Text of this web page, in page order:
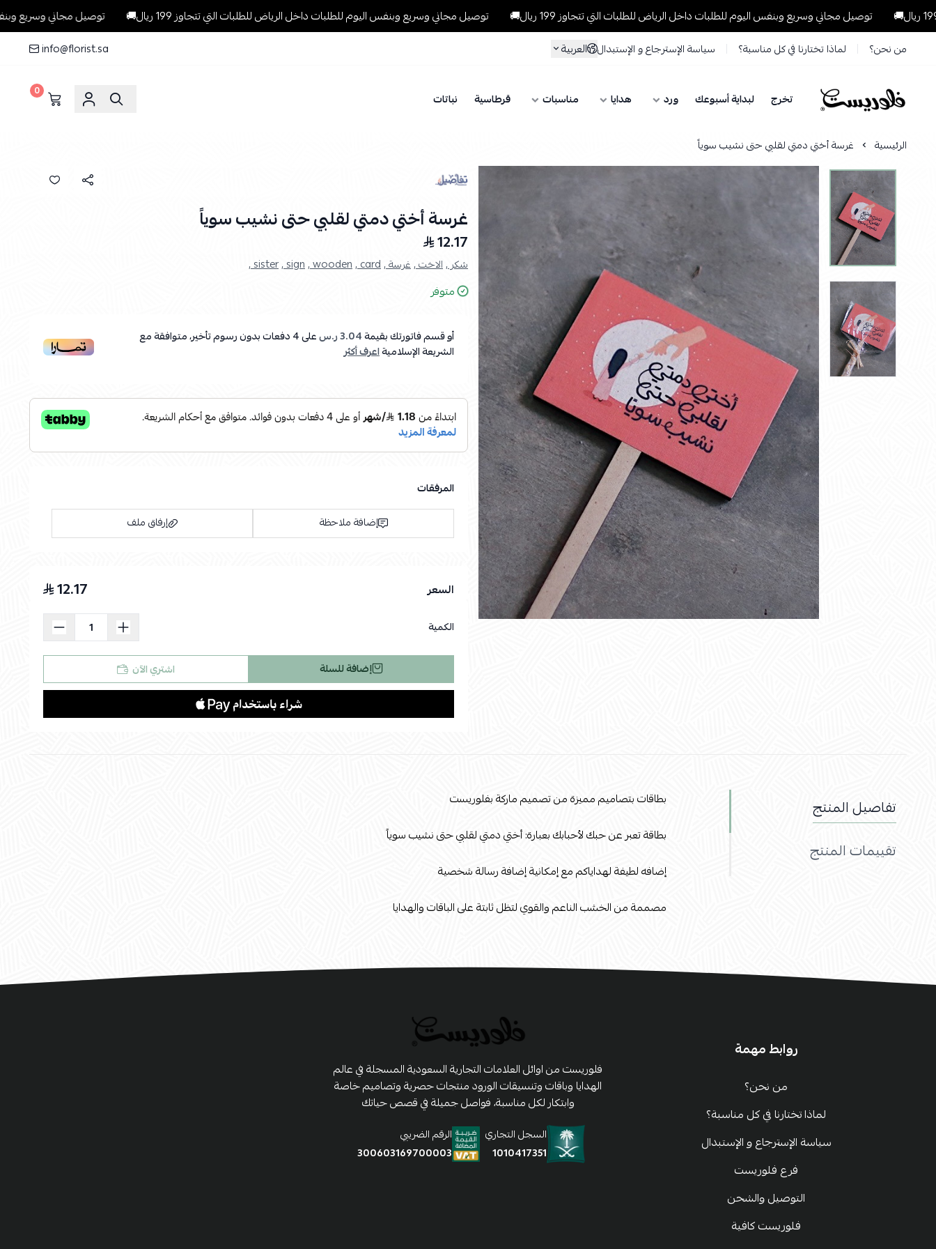
توصيل مجاني وسريع وبنفس اليوم للطلبات داخل الرياض للطلبات التي تتجاوز 199 ريال🚚 توصيل مجاني وسريع وبنفس اليوم للطلبات داخل الرياض للطلبات التي تتجاوز 199 ريال🚚 توصيل مجاني وسريع وبنفس اليوم
من نحن؟ لماذا تختارنا في كل مناسبة؟ سياسة الإسترجاع و الإستبدال العربية info@florist.sa
فلوريست Florist تخرج لبداية أسبوعك ورد هدايا مناسبات قرطاسية نباتات 0
الرئيسية غرسة أختي دمتي لقلبي حتى نشيب سوياً
غرسة أختي دمتي لقلبي حتى نشيب سوياً
12.17
شكر ,الاخت ,غرسة ,card ,
wooden ,
sign ,
sister ,
متوفر
أو قسم فاتورتك بقيمة3.04 ر.س على4دفعات بدون رسوم تأخير، متوافقة مع
الشريعة الإسلاميةاعرف أكثر
المرفقات
إضافة ملاحظة
إرفاق ملف
السعر 12.17
الكمية
إضافة للسلة اشتري الآن
تفاصيل المنتج
تقييمات المنتج
بطاقات بتصاميم مميزة من تصميم ماركة بفلوريست
بطاقة تعبر عن حبك لأحبابك بعبارة: أختي دمتي لقلبي حتى نشيب سوياً
إضافه لطيفة لهداياكم مع إمكانية إضافة رسالة شخصية
مصممة من الخشب الناعم والقوي لتظل ثابتة على الباقات والهدايا
روابط مهمة
من نحن؟
لماذا تختارنا في كل مناسبة؟
سياسة الإسترجاع و الإستبدال
فرع فلوريست
التوصيل والشحن
فلوريست كافية
فلوريست من اوائل العلامات التجارية السعودية المسجلة في عالم
الهدايا وباقات وتنسيقات الورود منتجات حصرية وتصاميم خاصة
وابتكار لكل مناسبة، فواصل جميلة في قصص حياتك
السجل التجاري
1010417351
الرقم الضريبي
300603169700003